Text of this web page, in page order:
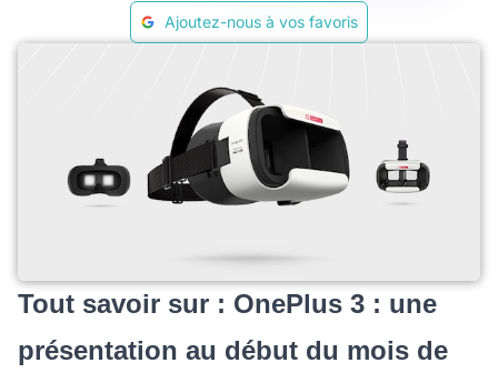
Ajoutez-nous à vos favoris
Tout savoir sur : OnePlus 3 : une
présentation au début du mois de